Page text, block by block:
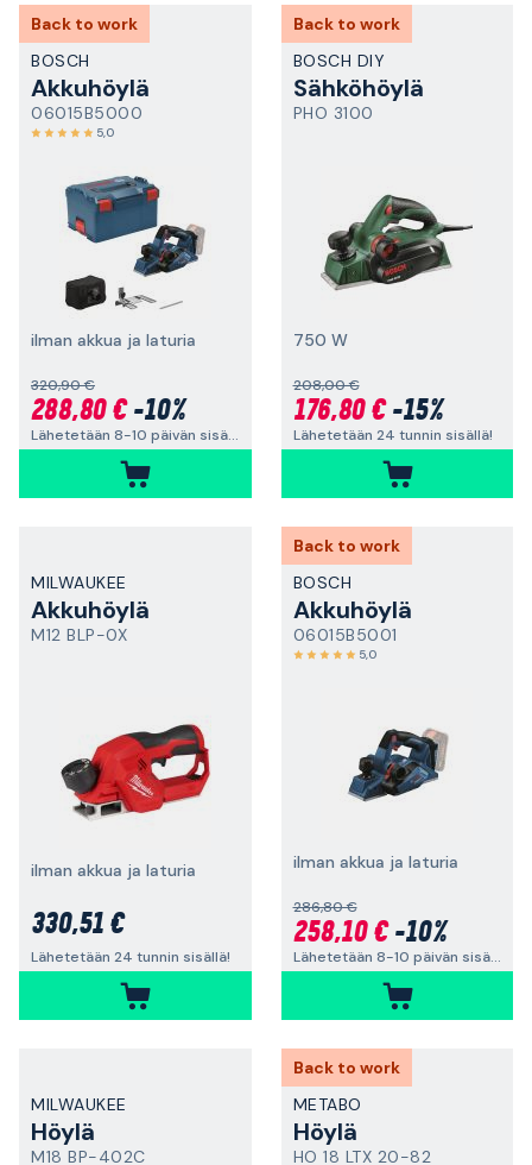
Back to work
BOSCH
Akkuhöylä
06015B5000
5,0
ilman akkua ja laturia
320,90 €
288,80 €-10%
Lähetetään 8-10 päivän sisällä
Back to work
BOSCH DIY
Sähköhöylä
PHO 3100
750 W
208,00 €
176,80 €-15%
Lähetetään 24 tunnin sisällä!
MILWAUKEE
Akkuhöylä
M12 BLP-0X
ilman akkua ja laturia
330,51 €
Lähetetään 24 tunnin sisällä!
Back to work
BOSCH
Akkuhöylä
06015B5001
5,0
ilman akkua ja laturia
286,80 €
258,10 €-10%
Lähetetään 8-10 päivän sisällä
MILWAUKEE
Höylä
M18 BP-402C
Back to work
METABO
Höylä
HO 18 LTX 20-82